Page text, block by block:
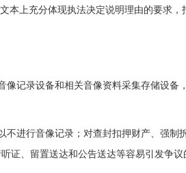
本上充分体现执法决定说明理由的要求
记录设备和相关音像资料采集存储设备
进行音像记录；对查封扣押财产、强制
证、留置送达和公告送达等容易引发争